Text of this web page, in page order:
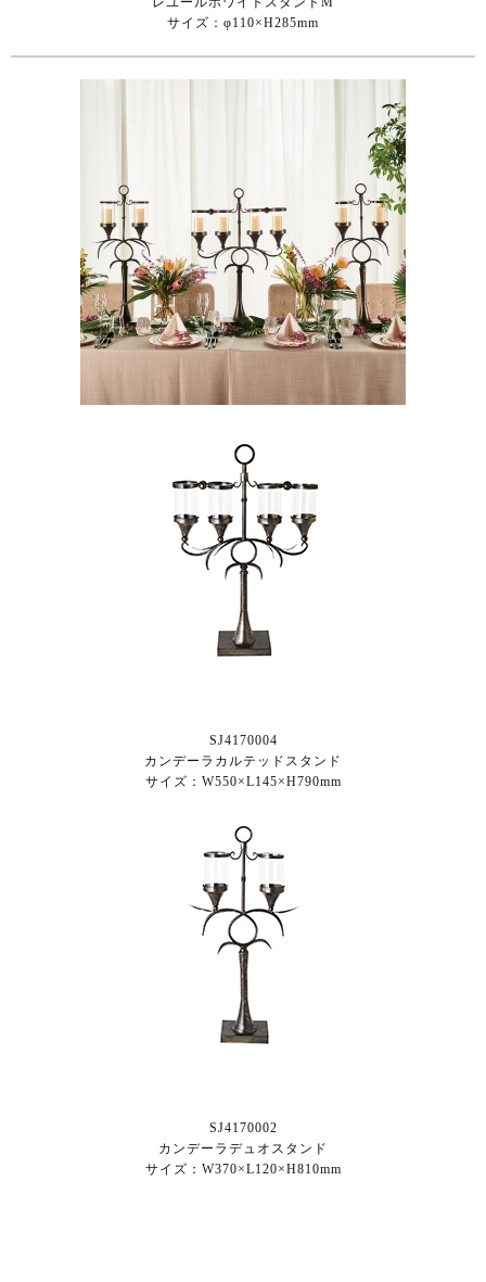
サイズ：φ110×H285mm
SJ4170004
カンデーラカルテッドスタンド
サイズ：W550×L145×H790mm
SJ4170002
カンデーラデュオスタンド
サイズ：W370×L120×H810mm